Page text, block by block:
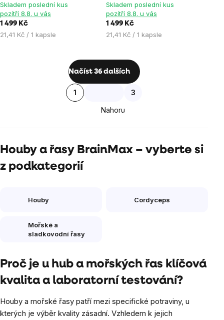
Skladem poslední kus
pozítří 8.8. u vás
1 499 Kč
Měrná
21,41 Kč / 1 kapsle
Skladem poslední kus
pozítří 8.8. u vás
1 499 Kč
Měrná
21,41 Kč / 1 kapsle
Ovládací
výpisu
Načíst 36 dalších
Stránkování
1 3
Nahoru
Houby a řasy BrainMax – vyberte si
z podkategorií
Houby Cordyceps
Mořské a
sladkovodní řasy
Proč je u hub a mořských řas klíčová
kvalita a laboratorní testování?
Houby a mořské řasy patří mezi specifické potraviny, u
kterých je výběr kvality zásadní. Vzhledem k jejich